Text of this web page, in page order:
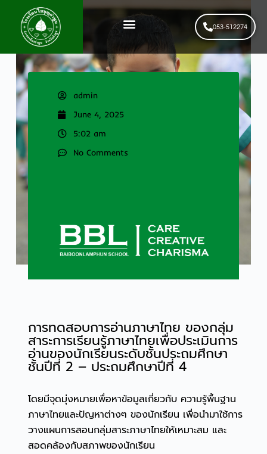
053-512274
admin
June 4, 2025
5:02 am
No Comments
การทดสอบการอ่านภาษาไทย ของกลุ่ม
สาระการเรียนรู้ภาษาไทยเพื่อประเมินการ
อ่านของนักเรียนระดับชั้นประถมศึกษา
ชั้นปีที่ 2 – ประถมศึกษาปีที่ 4
โดยมีจุดมุ่งหมายเพื่อหาข้อมูลเกี่ยวกับ ความรู้พื้นฐาน
ภาษาไทยและปัญหาต่างๆ ของนักเรียน เพื่อนำมาใช้การ
วางแผนการสอนกลุ่มสาระภาษาไทยให้เหมาะสม และ
สอดคล้องกับสภาพของนักเรียน